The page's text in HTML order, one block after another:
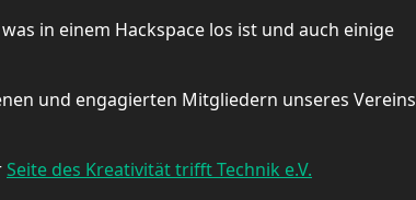
in einem Hackspace los ist und auch einige
und engagierten Mitgliedern unseres Vereins
Seite des Kreativität trifft Technik e.V.